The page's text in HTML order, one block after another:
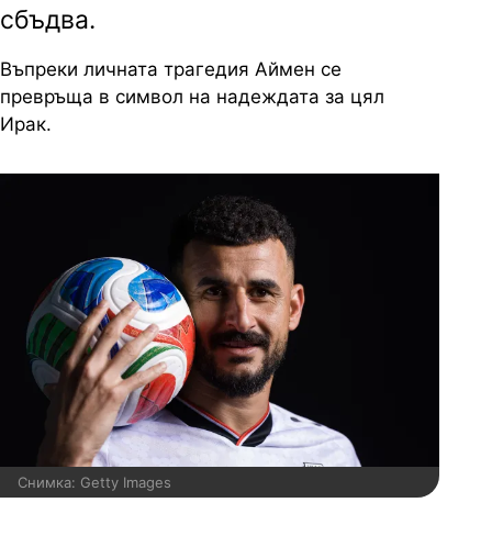
сбъдва.
Въпреки личната трагедия Аймен се
превръща в символ на надеждата за цял
Ирак.
Снимка: Getty Images